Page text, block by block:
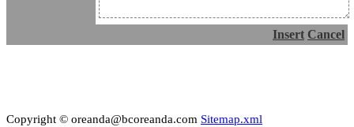
Insert Cancel
Copyright © oreanda@bcoreanda.com Sitemap.xml